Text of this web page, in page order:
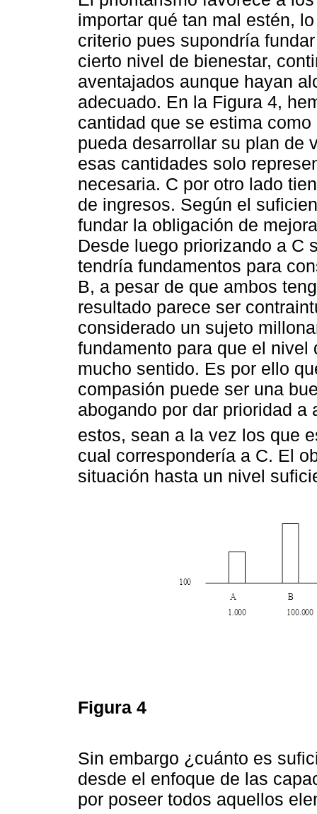
importar qué tan mal estén,
criterio pues supondría
cierto nivel de bienestar,
aventajados aunque hayan
adecuado. En la Figura 4,
cantidad que se estima
pueda desarrollar su plan de
esas cantidades solo
necesaria. C por otro lado
de ingresos. Según el
fundar la obligación de
Desde luego priorizando a C
tendría fundamentos para
B, a pesar de que ambos
resultado parece ser
considerado un sujeto
fundamento para que el nivel
mucho sentido. Es por ello
compasión puede ser una
abogando por dar prioridad
estos, sean a la vez los que
cual correspondería a C. El
situación hasta un nivel
Figura 4
Sin embargo ¿cuánto es
desde el enfoque de las
por poseer todos aquellos